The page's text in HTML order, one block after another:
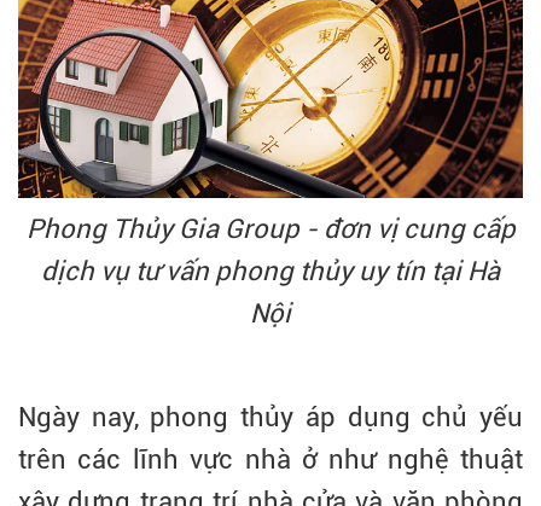
Phong Thủy Gia Group - đơn vị cung cấp
dịch vụ tư vấn phong thủy uy tín tại Hà
Nội
Ngày nay, phong thủy áp dụng chủ yếu
trên các lĩnh vực nhà ở như nghệ thuật